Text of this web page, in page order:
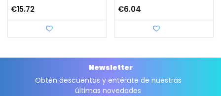
€15.72 €6.04
Newsletter
Obtén descuentos y entérate de nuestras
últimas novedades